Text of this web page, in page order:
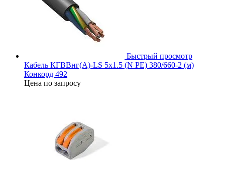
Быстрый просмотр
Кабель КГВВнг(А)-LS 5х1.5 (N PE) 380/660-2 (м)
Конкорд 492
Цена по запросу